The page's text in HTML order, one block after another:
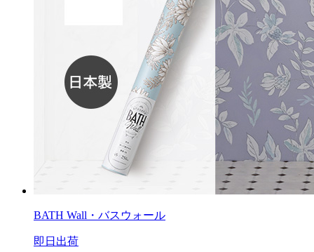
BATH Wall・バスウォール
即日出荷